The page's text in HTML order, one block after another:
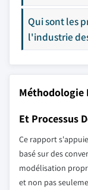
Qui sont les
l'industrie
Méthodologie
Et Processus
Ce rapport
basé sur des
modélisation
et non pas